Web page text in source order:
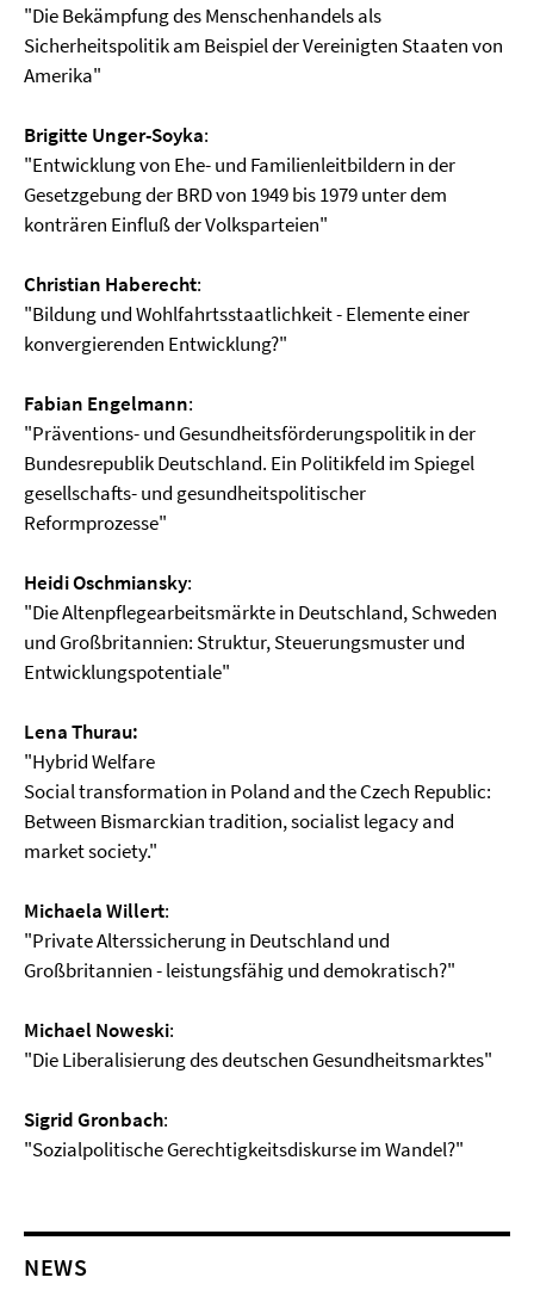
"Die Bekämpfung des Menschenhandels als
Sicherheitspolitik am Beispiel der Vereinigten Staaten von
Amerika"
Brigitte Unger-Soyka:
"Entwicklung von Ehe- und Familienleitbildern in der
Gesetzgebung der BRD von 1949 bis 1979 unter dem
konträren Einfluß der Volksparteien"
Christian Haberecht:
"Bildung und Wohlfahrtsstaatlichkeit - Elemente einer
konvergierenden Entwicklung?"
Fabian Engelmann:
"Präventions- und Gesundheitsförderungspolitik in der
Bundesrepublik Deutschland. Ein Politikfeld im Spiegel
gesellschafts- und gesundheitspolitischer
Reformprozesse"
Heidi Oschmiansky:
"Die Altenpflegearbeitsmärkte in Deutschland, Schweden
und Großbritannien: Struktur, Steuerungsmuster und
Entwicklungspotentiale"
Lena Thurau:
"Hybrid Welfare
Social transformation in Poland and the Czech Republic:
Between Bismarckian tradition, socialist legacy and
market society."
Michaela Willert:
"Private Alterssicherung in Deutschland und
Großbritannien - leistungsfähig und demokratisch?"
Michael Noweski:
"Die Liberalisierung des deutschen Gesundheitsmarktes"
Sigrid Gronbach:
"Sozialpolitische Gerechtigkeitsdiskurse im Wandel?"
NEWS